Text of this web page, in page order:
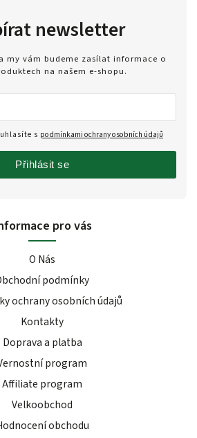
pro vás
O Nás
podmínky
ochrany osobních údajů
Kontakty
Doprava a platba
program
Affiliate program
Velkoobchod
obchodu
newsletter
my vám budeme zasílat informace o
na našem e-shopu.
s podmínkami ochrany osobních údajů
Přihlásit se